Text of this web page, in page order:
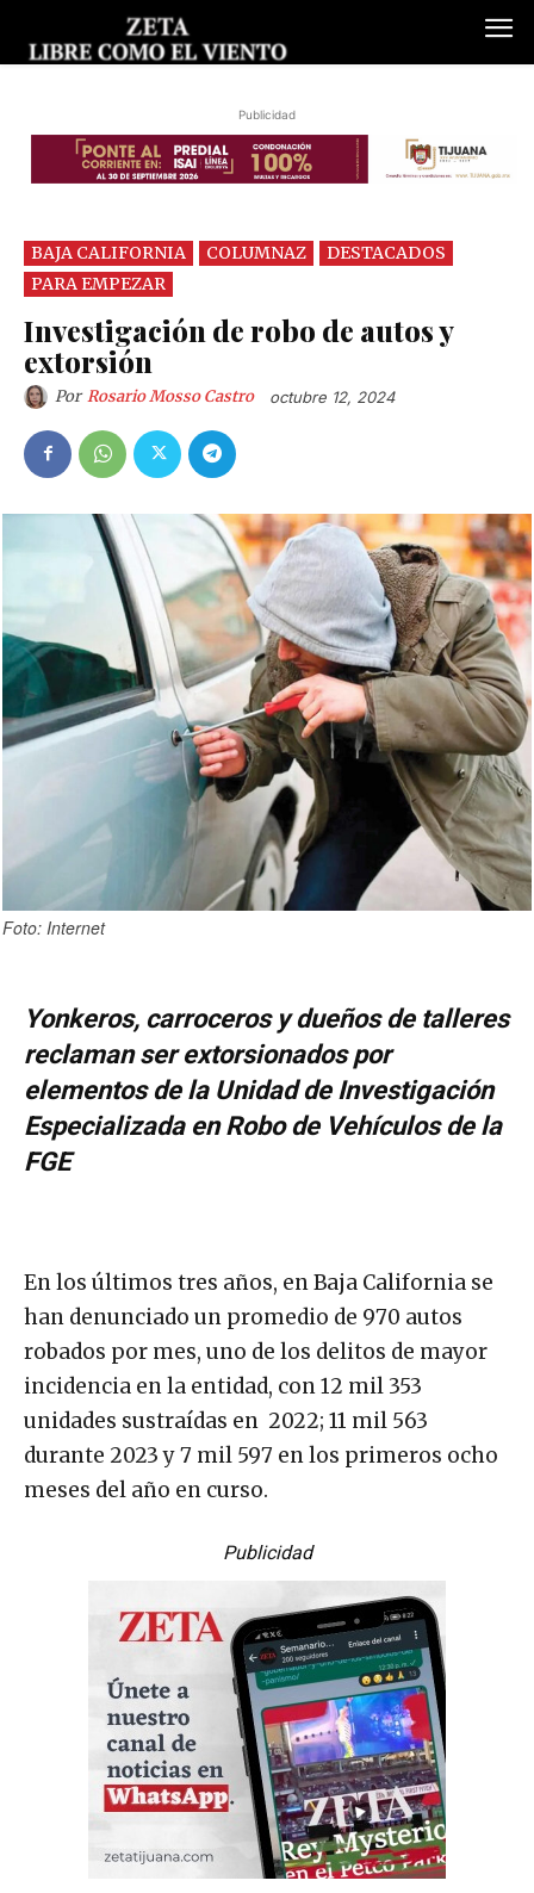
Publicidad
BAJA CALIFORNIA COLUMNAZ
DESTACADOS
PARA EMPEZAR
Investigación de robo de autos y
extorsión
Por Rosario Mosso Castro octubre 12, 2024
Foto: Internet
Yonkeros, carroceros y dueños de talleres
reclaman ser extorsionados por
elementos de la Unidad de Investigación
Especializada en Robo de Vehículos de la
FGE
En los últimos tres años, en Baja California se
han denunciado un promedio de 970 autos
robados por mes, uno de los delitos de mayor
incidencia en la entidad, con 12 mil 353
unidades sustraídas en 2022; 11 mil 563
durante 2023 y 7 mil 597 en los primeros ocho
meses del año en curso.
Publicidad